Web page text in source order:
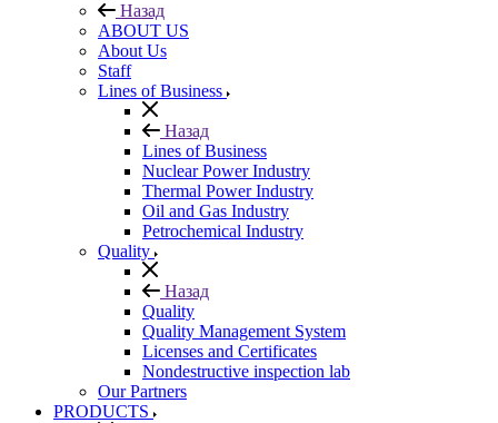
Назад
ABOUT US
About Us
Staff
Lines of Business
Назад
Lines of Business
Nuclear Power Industry
Thermal Power Industry
Oil and Gas Industry
Petrochemical Industry
Quality
Назад
Quality
Quality Management System
Licenses and Certificates
Nondestructive inspection lab
Our Partners
PRODUCTS